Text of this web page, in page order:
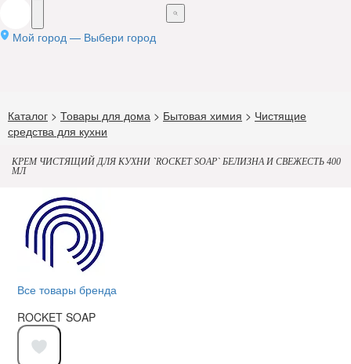
Мой город — Выбери город
Каталог > Товары для дома > Бытовая химия > Чистящие
средства для кухни
КРЕМ ЧИСТЯЩИЙ ДЛЯ КУХНИ `ROCKET SOAP` БЕЛИЗНА И СВЕЖЕСТЬ 400
МЛ
Все товары бренда
ROCKET SOAP